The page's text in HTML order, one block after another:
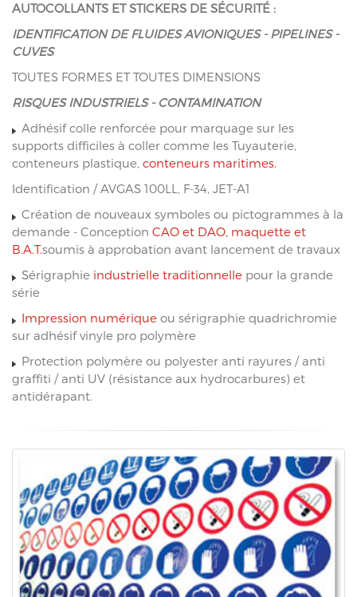
AUTOCOLLANTS ET STICKERS DE SÉCURITÉ :
IDENTIFICATION DE FLUIDES AVIONIQUES - PIPELINES -
CUVES
TOUTES FORMES ET TOUTES DIMENSIONS
RISQUES INDUSTRIELS - CONTAMINATION
Adhésif colle renforcée pour marquage sur les
supports difficiles à coller comme les Tuyauterie,
conteneurs plastique, conteneurs maritimes.
Identification / AVGAS 100LL, F-34, JET-A1
Création de nouveaux symboles ou pictogrammes à la
demande - Conception CAO et DAO, maquette et
B.A.T.soumis à approbation avant lancement de travaux
Sérigraphie industrielle traditionnelle pour la grande
série
Impression numérique ou sérigraphie quadrichromie
sur adhésif vinyle pro polymère
Protection polymère ou polyester anti rayures / anti
graffiti / anti UV (résistance aux hydrocarbures) et
antidérapant.